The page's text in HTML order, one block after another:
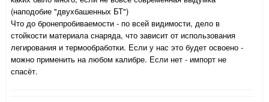
(наподобие "двухбашенных БТ")
Что до бронепробиваемости - по всей видимости, дело в
стойкости материала снаряда, что зависит от использования
легирования и термообработки. Если у нас это будет освоено -
можно применить на любом калибре. Если нет - импорт не
спасёт.